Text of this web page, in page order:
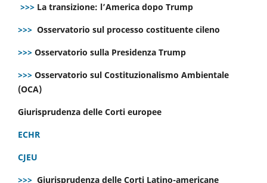
>>> La transizione: l’America dopo Trump
>>> Osservatorio sul processo costituente cileno
>>> Osservatorio sulla Presidenza Trump
>>> Osservatorio sul Costituzionalismo Ambientale
(OCA)
Giurisprudenza delle Corti europee
ECHR
CJEU
>>> Giurisprudenza delle Corti Latino-americane